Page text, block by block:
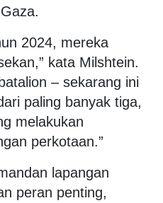
2024, mereka
kata Milshtein.
– sekarang ini
paling banyak tiga,
melakukan
perkotaan.”
lapangan
peran penting,